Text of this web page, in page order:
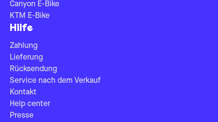
Canyon E-Bike
KTM E-Bike
Hilfe
Zahlung
Lieferung
Rücksendung
Service nach dem Verkauf
Kontakt
Help center
Presse